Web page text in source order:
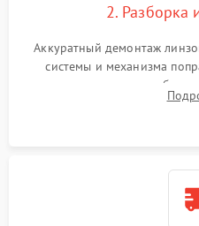
2. Разборка
Аккуратный демонтаж
системы и механизма
внутренних
уплотнительных колец.